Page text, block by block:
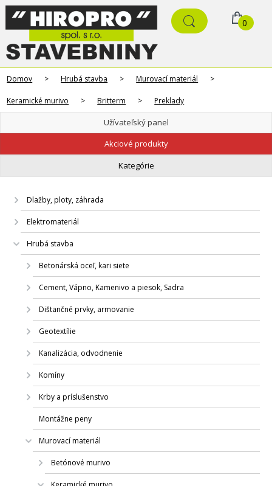
0
Domov > Hrubá stavba > Murovací materiál >
Keramické murivo > Britterm > Preklady
Užívateľský panel
Akciové produkty
Kategórie
Dlažby, ploty, záhrada
Elektromateriál
Hrubá stavba
Betonárská oceľ, kari siete
Cement, Vápno, Kamenivo a piesok, Sadra
Dištančné prvky, armovanie
Geotextílie
Kanalizácia, odvodnenie
Komíny
Krby a príslušenstvo
Montážne peny
Murovací materiál
Betónové murivo